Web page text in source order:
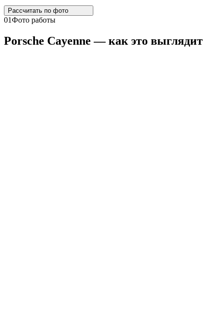
Рассчитать по фото
01Фото работы
Porsche Cayenne — как это выглядит